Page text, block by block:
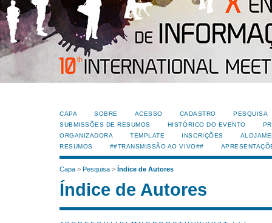
CAPA SOBRE ACESSO CADASTRO
PESQUISA
SUBMISSÕES DE RESUMOS
HISTÓRICO DO EVENTO
ORGANIZADORA
TEMPLATE INSCRIÇÕES
RESUMOS
##TRANSMISSÃO AO VIVO##
Capa > Pesquisa > Índice de Autores
Índice de Autores